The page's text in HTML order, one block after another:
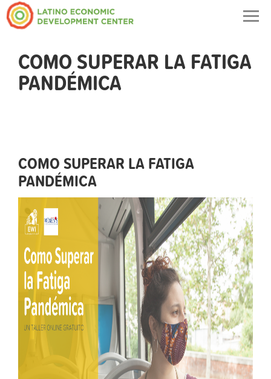
COMO SUPERAR LA FATIGA
PANDÉMICA
COMO SUPERAR LA FATIGA
PANDÉMICA